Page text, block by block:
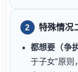
2 特殊情况
都想要（争
于子女”原